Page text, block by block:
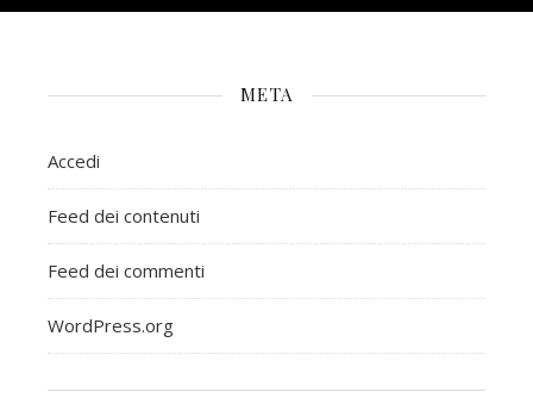
META
Accedi
Feed dei contenuti
Feed dei commenti
WordPress.org